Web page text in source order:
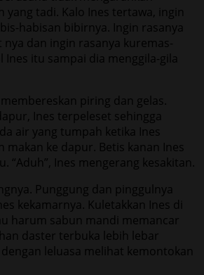
yang tadi. Kalo Ines tertawa, ingin
habisan bibirnya. Ingin rasanya
dan ingin rasanya kuremas-
Ines itu sampai dia menggila-gila
piring dan gelas.
Ines terpeleset sehingga
air yang tumpah ketika Ines
makan ke dapur. Betis kanan Ines
“Aduh”, Ines mengerang kesakitan.
Punggung dan pinggulnya
kekamarnya. Kuletakkan Ines di
harum sabun mandi memancar
daster terbuka lebih lebar
leluasa melihat kemontokan